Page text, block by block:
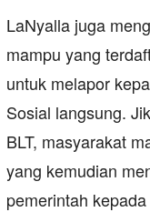
LaNyalla juga
mampu yang
untuk melapor
Sosial langsung.
BLT, masyarakat
yang kemudian
pemerintah